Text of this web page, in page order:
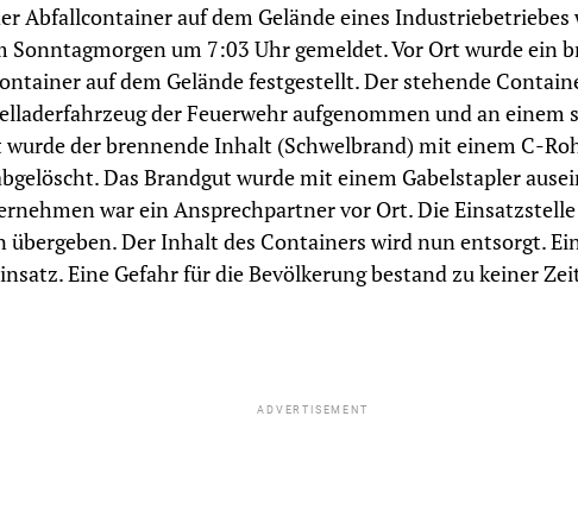
Abfallcontainer auf dem Gelände eines Industriebetriebes
Sonntagmorgen um 7:03 Uhr gemeldet. Vor Ort wurde ein
auf dem Gelände festgestellt. Der stehende
der Feuerwehr aufgenommen und an einem
der brennende Inhalt (Schwelbrand) mit einem C-
Das Brandgut wurde mit einem Gabelstapler
war ein Ansprechpartner vor Ort. Die
übergeben. Der Inhalt des Containers wird nun entsorgt.
Eine Gefahr für die Bevölkerung bestand zu keiner
ADVERTISEMENT